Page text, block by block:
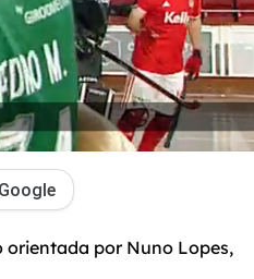
orientada por Nuno Lopes,